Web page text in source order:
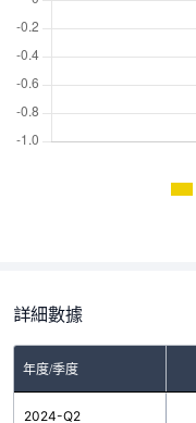
詳細數據
年度/季度
2024-Q2